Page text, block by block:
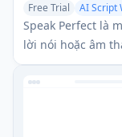
Free Trial AI Script
Speak Perfect là
lời nói hoặc âm
âm thanh
ngữ.